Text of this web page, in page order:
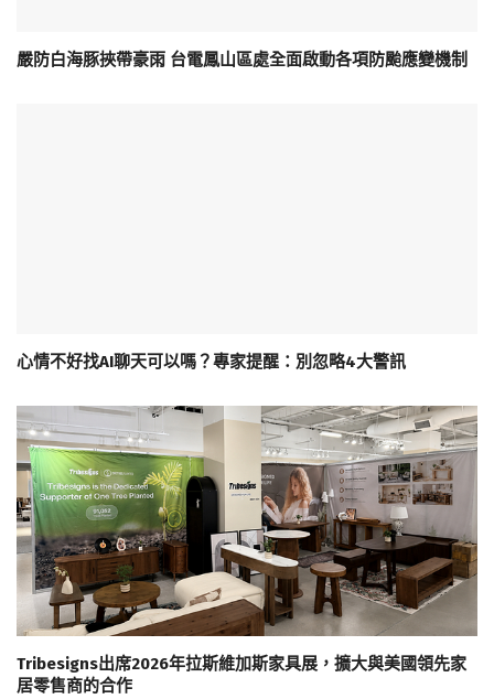
嚴防白海豚挾帶豪雨 台電鳳山區處全面啟動各項防颱應變機制
心情不好找AI聊天可以嗎？專家提醒：別忽略4大警訊
Tribesigns出席2026年拉斯維加斯家具展，擴大與美國領先家
居零售商的合作